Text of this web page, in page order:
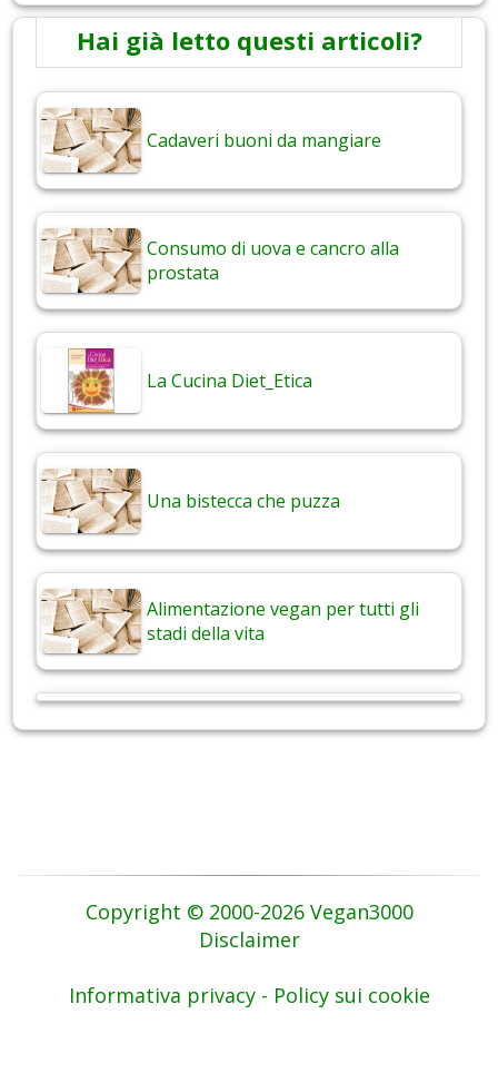
Hai già letto questi articoli?
Cadaveri buoni da mangiare
Consumo di uova e cancro alla
prostata
La Cucina Diet_Etica
Una bistecca che puzza
Alimentazione vegan per tutti gli
stadi della vita
Copyright © 2000-2026 Vegan3000
Disclaimer
Informativa privacy - Policy sui cookie